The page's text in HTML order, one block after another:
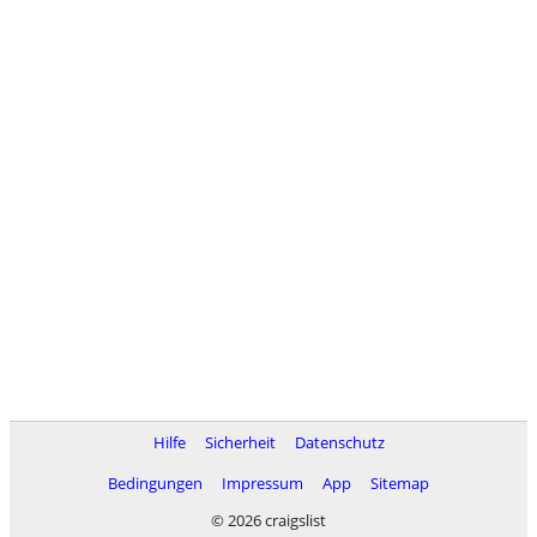
Hilfe Sicherheit
Datenschutz
Bedingungen
Impressum App
Sitemap
© 2026 craigslist